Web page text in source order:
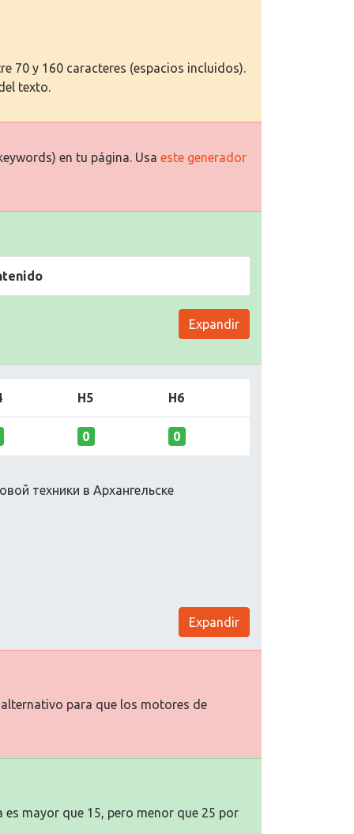
70 y 160 caracteres (espacios incluidos).
texto.
en tu página. Usa este generador
Expandir
H5 H6
0 0
техники в Архангельске
Expandir
para que los motores de
mayor que 15, pero menor que 25 por